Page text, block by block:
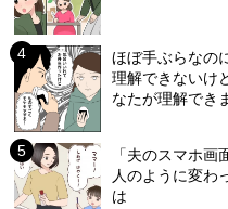
ほぼ手ぶらなの
理解できないけ
なたが理解でき
「夫のスマホ
人のように変わ
は